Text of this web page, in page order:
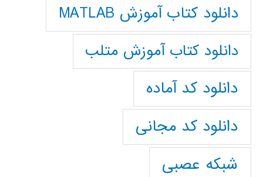
دانلود کتاب آموزش MATLAB
دانلود کتاب آموزش متلب
دانلود کد آماده
دانلود کد مجانی
شبکه عصبی